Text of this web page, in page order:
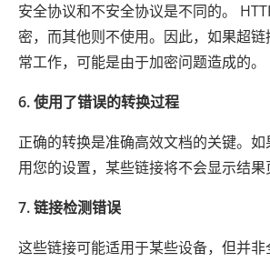
安全协议和不安全协议是不同的。
密，而其他则不使用。因此，如果超链
常工作，可能是由于加密问题造成的。
6. 使用了错误的转换过程
正确的转换是准确高效文档的关键。
用您的设置，某些链接将不会显示结果
7. 链接检测错误
这些链接可能适用于某些设备，但并